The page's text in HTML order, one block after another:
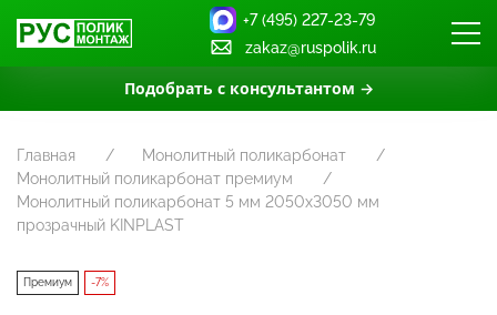
Подобрать с консультантом →
+7 (495) 227-23-79
zakaz@ruspolik.ru
Главная
Монолитный поликарбонат
Монолитный поликарбонат премиум
Монолитный поликарбонат 5 мм 2050х3050 мм
прозрачный KINPLAST
Премиум -7%